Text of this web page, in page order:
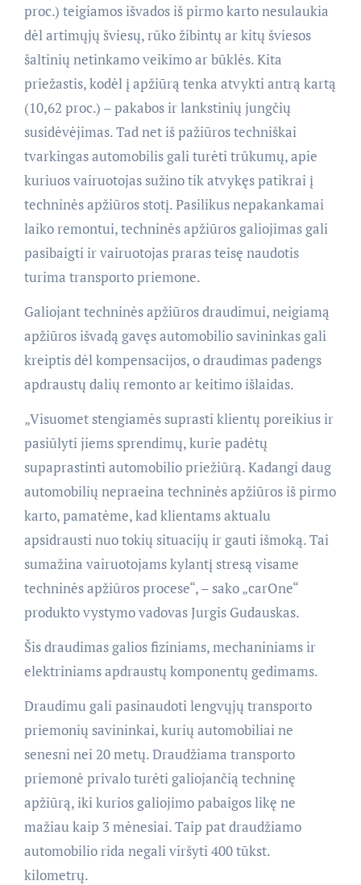
proc.) teigiamos išvados iš pirmo karto nesulaukia
dėl artimųjų šviesų, rūko žibintų ar kitų šviesos
šaltinių netinkamo veikimo ar būklės. Kita
priežastis, kodėl į apžiūrą tenka atvykti antrą kartą
(10,62 proc.) – pakabos ir lankstinių jungčių
susidėvėjimas. Tad net iš pažiūros techniškai
tvarkingas automobilis gali turėti trūkumų, apie
kuriuos vairuotojas sužino tik atvykęs patikrai į
techninės apžiūros stotį. Pasilikus nepakankamai
laiko remontui, techninės apžiūros galiojimas gali
pasibaigti ir vairuotojas praras teisę naudotis
turima transporto priemone.
Galiojant techninės apžiūros draudimui, neigiamą
apžiūros išvadą gavęs automobilio savininkas gali
kreiptis dėl kompensacijos, o draudimas padengs
apdraustų dalių remonto ar keitimo išlaidas.
„Visuomet stengiamės suprasti klientų poreikius ir
pasiūlyti jiems sprendimų, kurie padėtų
supaprastinti automobilio priežiūrą. Kadangi daug
automobilių nepraeina techninės apžiūros iš pirmo
karto, pamatėme, kad klientams aktualu
apsidrausti nuo tokių situacijų ir gauti išmoką. Tai
sumažina vairuotojams kylantį stresą visame
techninės apžiūros procese“, – sako „carOne“
produkto vystymo vadovas Jurgis Gudauskas.
Šis draudimas galios fiziniams, mechaniniams ir
elektriniams apdraustų komponentų gedimams.
Draudimu gali pasinaudoti lengvųjų transporto
priemonių savininkai, kurių automobiliai ne
senesni nei 20 metų. Draudžiama transporto
priemonė privalo turėti galiojančią techninę
apžiūrą, iki kurios galiojimo pabaigos likę ne
mažiau kaip 3 mėnesiai. Taip pat draudžiamo
automobilio rida negali viršyti 400 tūkst.
kilometrų.